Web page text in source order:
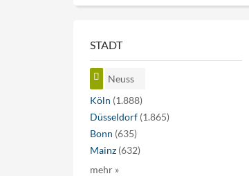
STADT
Neuss
Köln (1.888)
Düsseldorf (1.865)
Bonn (635)
Mainz (632)
mehr »